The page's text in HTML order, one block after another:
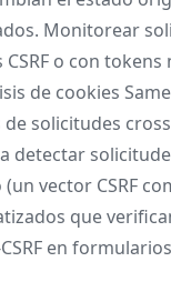
Monitorear
o con
de cookies
solicitudes
detectar
vector CSRF
que
en